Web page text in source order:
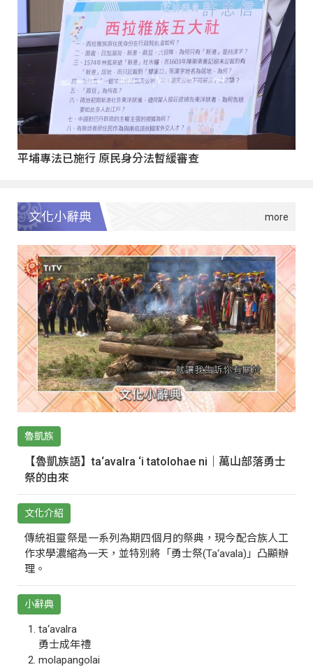
平埔專法已施行 原民身分法暫緩審查
文化小辭典
魯凱族
【魯凱族語】ta‘avalra ‘i tatolohae ni｜萬山部落勇士
祭的由來
文化介紹
傳統祖靈祭是一系列為期四個月的祭典，現今配合族人工
作求學濃縮為一天，並特別將「勇士祭(Ta‘avala)」凸顯辦
理。
小辭典
ta‘avalra
勇士成年禮
molapangolai